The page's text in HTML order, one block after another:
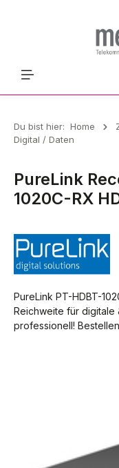
Du bist hier: Home
Digital / Daten
PureLink
1020C-RX
PureLink PT-HDBT-
Reichweite für digitale
professionell!